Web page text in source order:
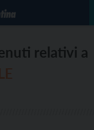
relativi a